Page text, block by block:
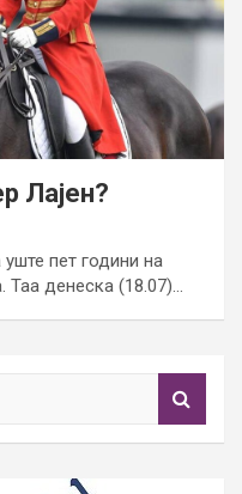
Лајен?
пет години на
Таа денеска (18.07)…